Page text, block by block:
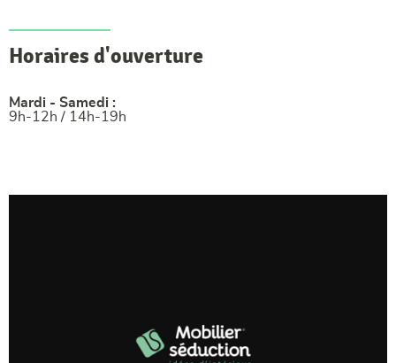
Horaires d'ouverture
Mardi - Samedi :
9h-12h / 14h-19h